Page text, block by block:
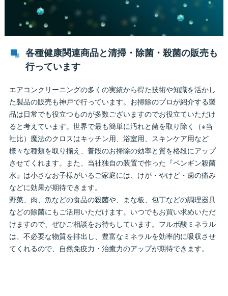
各種健康関連商品と清掃・除菌・殺菌の販売も
行っています
エアコンクリーニングの多くの実績から得た技術や知識を活かし
た製品の販売も神戸で行っています。お掃除のプロが紹介する製
品は日常でも役立つものが多数ございますのでお役立ていただけ
ると考えています。世界で最も簡単に汚れと菌を取り除く（※当
社比）魔法のクロスはキッチン用、浴室用、スキンケア用など
様々な種類を取り揃え、普段のお掃除の効率と質を格段にアップ
させてくれます。また、当社独自の装置で作った『ペンギン殺菌
水』は小さなお子様がいるご家庭には、けが・やけど・歯の痛み
などに効果が期待できます。
野菜、肉、魚などの食品の殺菌や、まな板、包丁などの調理器具
などの除菌にもご活用いただけます。いつでもお買い求めいただ
けますので、ぜひご相談をお待ちしています。フルボ酸ミネラル
は、不必要な物質を排出し、豊富なミネラルを効率的に吸収させ
てくれるので、自然免疫力・治癒力のアップが期待できます。